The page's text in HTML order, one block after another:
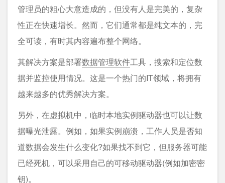
管理员的粗心大意造成的，但没有人是完美的，复杂
性正在快速增长。然而，它们通常都是纯文本的，完
全可读，有时其内容遍布整个网络。
其解决方案是部署数据管理软件工具，搜索和定位数
据并监控使用情况。这是一个热门的IT领域，将拥有
越来越多的优秀解决方案。
另外，在虚拟机中，临时本地实例驱动器也可以让数
据曝光泄露。例如，如果实例崩溃，工作人员是否知
道数据会发生什么变化?如果找不到它，但服务器可能
已经死机，可以采用自己的可移动驱动器(例如加密密
钥)。